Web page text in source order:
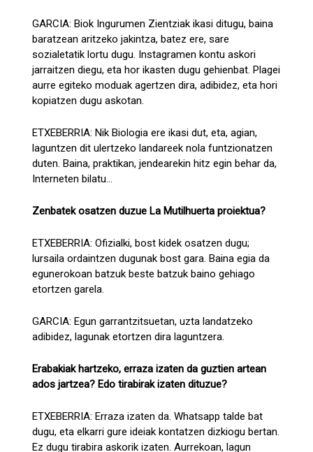
GARCIA: Biok Ingurumen Zientziak ikasi ditugu, baina
baratzean aritzeko jakintza, batez ere, sare
sozialetatik lortu dugu. Instagramen kontu askori
jarraitzen diegu, eta hor ikasten dugu gehienbat. Plagei
aurre egiteko moduak agertzen dira, adibidez, eta hori
kopiatzen dugu askotan.
ETXEBERRIA: Nik Biologia ere ikasi dut, eta, agian,
laguntzen dit ulertzeko landareek nola funtzionatzen
duten. Baina, praktikan, jendearekin hitz egin behar da,
Interneten bilatu...
Zenbatek osatzen duzue La Mutilhuerta proiektua?
ETXEBERRIA: Ofizialki, bost kidek osatzen dugu;
lursaila ordaintzen dugunak bost gara. Baina egia da
egunerokoan batzuk beste batzuk baino gehiago
etortzen garela.
GARCIA: Egun garrantzitsuetan, uzta landatzeko
adibidez, lagunak etortzen dira laguntzera.
Erabakiak hartzeko, erraza izaten da guztien artean
ados jartzea? Edo tirabirak izaten dituzue?
ETXEBERRIA: Erraza izaten da. Whatsapp talde bat
dugu, eta elkarri gure ideiak kontatzen dizkiogu bertan.
Ez dugu tirabira askorik izaten. Aurrekoan, lagun